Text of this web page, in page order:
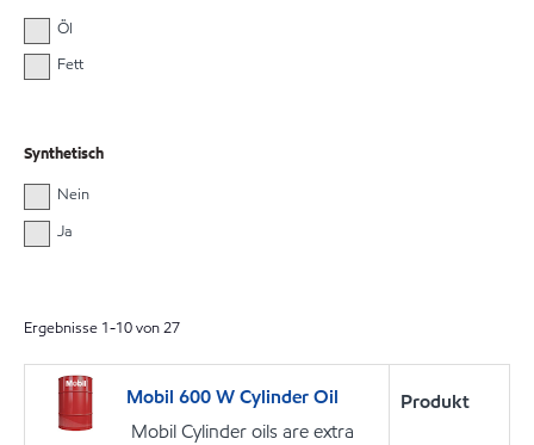
Öl
Fett
Synthetisch
Nein
Ja
Ergebnisse 1-10von27
Mobil 600 W Cylinder Oil
Mobil Cylinder oils are extra
Produkt